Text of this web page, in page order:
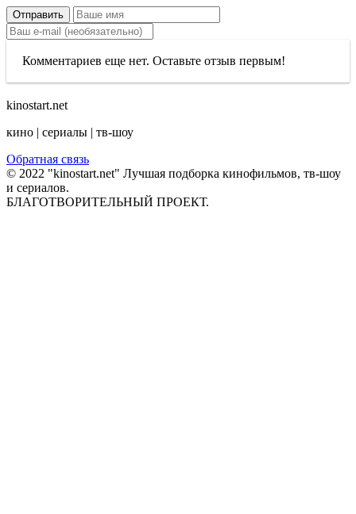
Отправить
Комментариев еще нет. Оставьте отзыв первым!
kinostart.net
кино | сериалы | тв-шоу
Обратная связь
© 2022 "kinostart.net" Лучшая подборка кинофильмов, тв-шоу
и сериалов.
БЛАГОТВОРИТЕЛЬНЫЙ ПРОЕКТ.